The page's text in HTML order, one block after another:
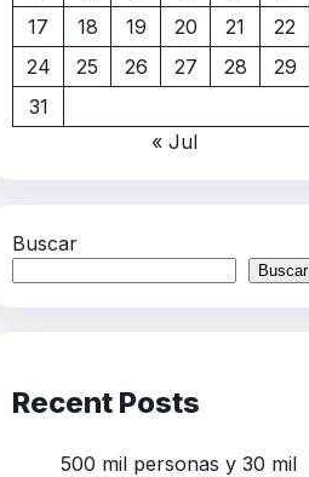
17
18 19 20 21 22
24
25 26 27 28 29
31
« Jul
Buscar
Buscar
Recent Posts
500 mil personas y 30 mil